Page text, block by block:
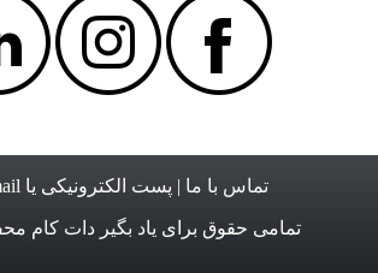
تماس با ما | پست الکترونیکی یا email ما :
تمامی حقوق برای یاد بگیر دات کام